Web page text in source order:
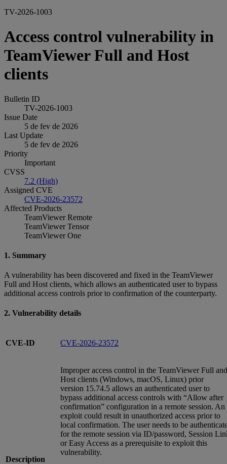
TV-2026-1003
Access control vulnerability in
TeamViewer Full and Host
clients
Bulletin ID
TV-2026-1003
Issue Date
5 de fev de 2026
Last Update
5 de fev de 2026
Priority
Important
CVSS
7.2 (High)
Assigned CVE
CVE-2026-23572
Affected Products
TeamViewer Remote
TeamViewer Tensor
TeamViewer One
1. Summary
A vulnerability has been discovered and fixed in the TeamViewer
Full and Host clients, which allows an authenticated user to bypass
additional access controls prior to confirmation of the counterparty.
2. Vulnerability details
CVE-ID CVE-2026-23572
Description
Improper access control in the TeamViewer Full and
Host clients (Windows, macOS, Linux) prior
version 15.74.5 allows an authenticated user to
bypass additional access controls with “Allow after
confirmation” configuration in a remote session. An
exploit could result in unauthorized access prior to
local confirmation. The user needs to be
for the remote session via ID/password, Session
or Easy Access as a prerequisite to exploit this
vulnerability.